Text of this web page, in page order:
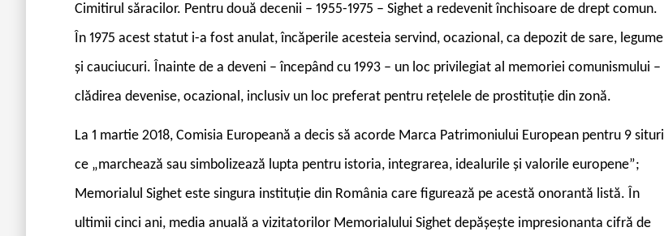
Cimitirul săracilor. Pentru două decenii – 1955-1975 – Sighet a redevenit închisoare de drept comun.
În 1975 acest statut i-a fost anulat, încăperile acesteia servind, ocazional, ca depozit de sare, legume
și cauciucuri. Înainte de a deveni – începând cu 1993 – un loc privilegiat al memoriei comunismului –
clădirea devenise, ocazional, inclusiv un loc preferat pentru rețelele de prostituție din zonă.
La 1 martie 2018, Comisia Europeană a decis să acorde Marca Patrimoniului European pentru 9 situri
ce „marchează sau simbolizează lupta pentru istoria, integrarea, idealurile și valorile europene”;
Memorialul Sighet este singura instituție din România care figurează pe acestă onorantă listă. În
ultimii cinci ani, media anuală a vizitatorilor Memorialului Sighet depășește impresionanta cifră de